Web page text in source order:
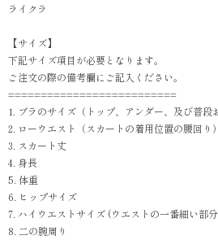
ライクラ
【サイズ】
下記サイズ項目が必要となります。
ご注文の際の備考欄にご記入ください。
==========================
1. ブラのサイズ（トップ、アンダー、及び普段
2. ローウエスト（スカートの着用位置の腰回り）
3. スカート丈
4. 身長
5. 体重
6. ヒップサイズ
7. ハイウエストサイズ (ウエストの一番細い部分
8. 二の腕周り